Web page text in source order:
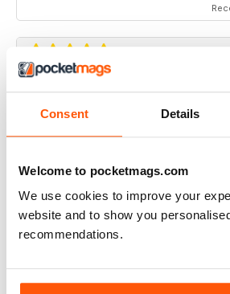
Consent Details
Welcome to pocketmags.com
We use cookies to improve your
website and to show you
recommendations.
THOROUGHLY GOOD READ
Great magazine for the Republic of
BEST OF GCN OFFERS!